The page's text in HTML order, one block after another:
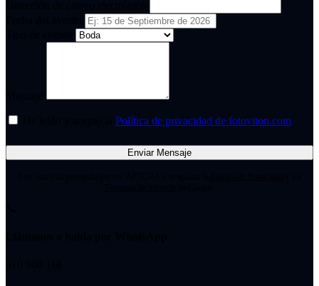
Política de privacidad de fotoviton.com
Enviar Mensaje